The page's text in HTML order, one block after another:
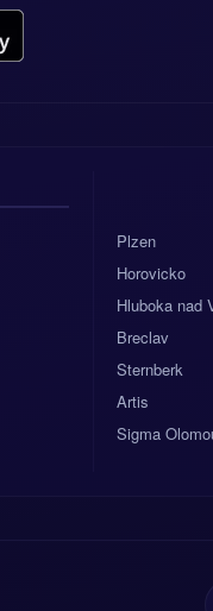
Plzen
Horovicko
Hluboka nad
Breclav
Sternberk
Artis
Sigma